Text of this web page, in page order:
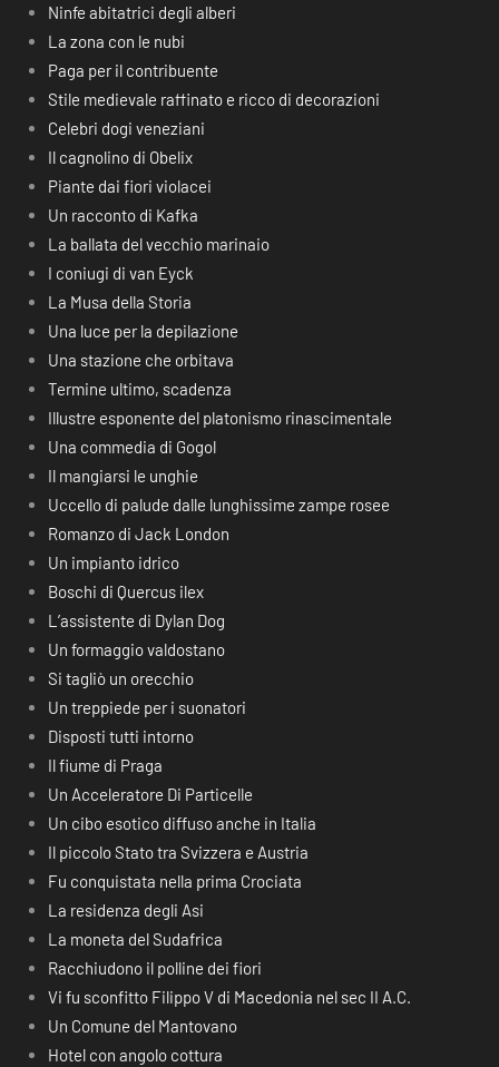
Ninfe abitatrici degli alberi
La zona con le nubi
Paga per il contribuente
Stile medievale raffinato e ricco di decorazioni
Celebri dogi veneziani
Il cagnolino di Obelix
Piante dai fiori violacei
Un racconto di Kafka
La ballata del vecchio marinaio
I coniugi di van Eyck
La Musa della Storia
Una luce per la depilazione
Una stazione che orbitava
Termine ultimo, scadenza
Illustre esponente del platonismo rinascimentale
Una commedia di Gogol
Il mangiarsi le unghie
Uccello di palude dalle lunghissime zampe rosee
Romanzo di Jack London
Un impianto idrico
Boschi di Quercus ilex
L’assistente di Dylan Dog
Un formaggio valdostano
Si tagliò un orecchio
Un treppiede per i suonatori
Disposti tutti intorno
Il fiume di Praga
Un Acceleratore Di Particelle
Un cibo esotico diffuso anche in Italia
Il piccolo Stato tra Svizzera e Austria
Fu conquistata nella prima Crociata
La residenza degli Asi
La moneta del Sudafrica
Racchiudono il polline dei fiori
Vi fu sconfitto Filippo V di Macedonia nel sec II A.C.
Un Comune del Mantovano
Hotel con angolo cottura